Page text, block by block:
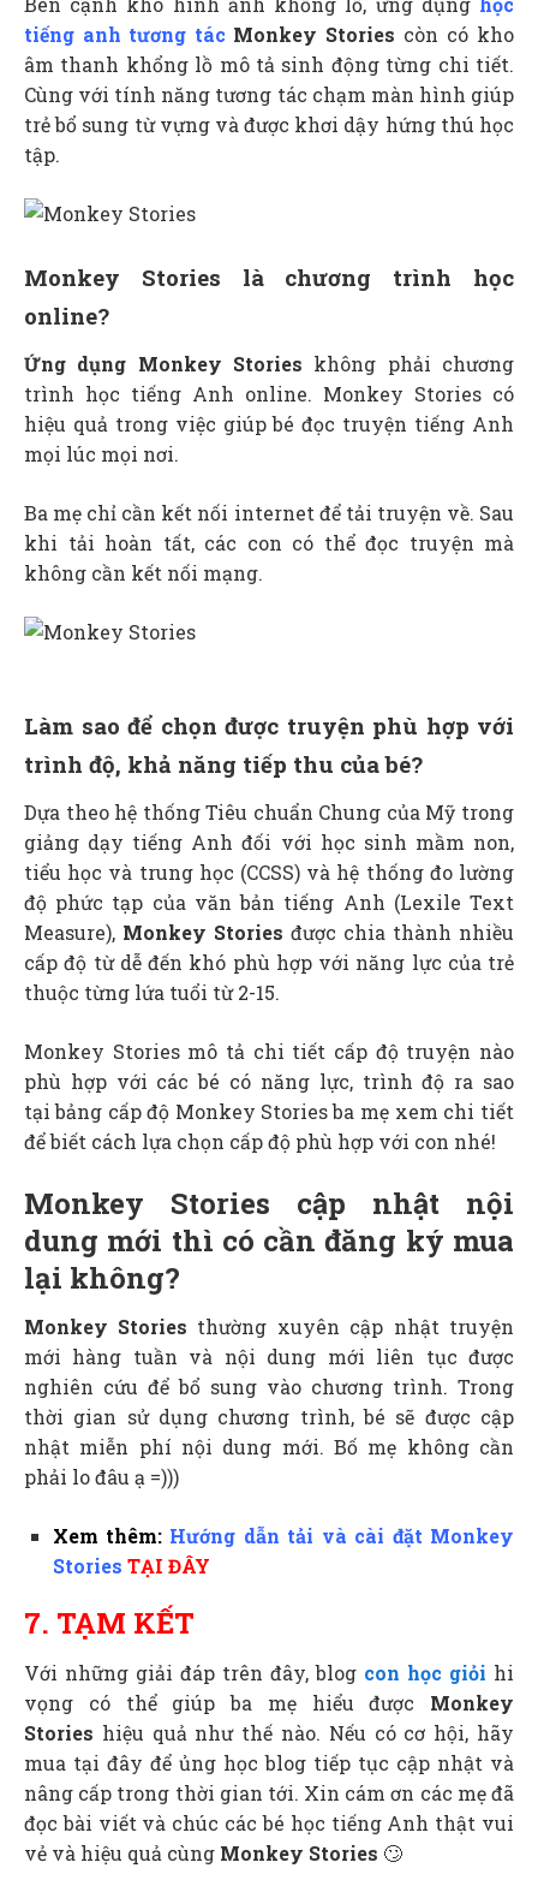
tiếng anh tương tác Monkey Stories còn có kho
âm thanh khổng lồ mô tả sinh động từng chi tiết.
Cùng với tính năng tương tác chạm màn hình giúp
trẻ bổ sung từ vựng và được khơi dậy hứng thú học
tập.
Monkey Stories là chương trình học
online?
Ứng dụng Monkey Stories không phải chương
trình học tiếng Anh online. Monkey Stories có
hiệu quả trong việc giúp bé đọc truyện tiếng Anh
mọi lúc mọi nơi.
Ba mẹ chỉ cần kết nối internet để tải truyện về. Sau
khi tải hoàn tất, các con có thể đọc truyện mà
không cần kết nối mạng.
Làm sao để chọn được truyện phù hợp với
trình độ, khả năng tiếp thu của bé?
Dựa theo hệ thống Tiêu chuẩn Chung của Mỹ trong
giảng dạy tiếng Anh đối với học sinh mầm non,
tiểu học và trung học (CCSS) và hệ thống đo lường
độ phức tạp của văn bản tiếng Anh (Lexile Text
Measure), Monkey Stories được chia thành nhiều
cấp độ từ dễ đến khó phù hợp với năng lực của trẻ
thuộc từng lứa tuổi từ 2-15.
Monkey Stories mô tả chi tiết cấp độ truyện nào
phù hợp với các bé có năng lực, trình độ ra sao
tạibảng cấp độ Monkey Storiesba mẹ xem chi tiết
để biết cách lựa chọn cấp độ phù hợp với con nhé!
Monkey Stories cập nhật nội
dung mới thì có cần đăng ký mua
lại không?
Monkey Stories thường xuyên cập nhật truyện
mới hàng tuần và nội dung mới liên tục được
nghiên cứu để bổ sung vào chương trình. Trong
thời gian sử dụng chương trình, bé sẽ được cập
nhật miễn phí nội dung mới. Bố mẹ không cần
phải lo đâu ạ =)))
Xem thêm: Hướng dẫn tải và cài đặt Monkey
Stories TẠI ĐÂY
7. TẠM KẾT
Với những giải đáp trên đây, blog con học giỏi hi
vọng có thể giúp ba mẹ hiểu được Monkey
Stories hiệu quả như thế nào. Nếu có cơ hội, hãy
mua tại đây để ủng học blog tiếp tục cập nhật và
nâng cấp trong thời gian tới. Xin cám ơn các mẹ đã
đọc bài viết và chúc các bé học tiếng Anh thật vui
vẻ và hiệu quả cùng Monkey Stories 🙄